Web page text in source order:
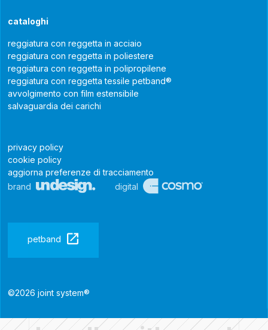
cataloghi
reggiatura con reggetta in acciaio
reggiatura con reggetta in poliestere
reggiatura con reggetta in polipropilene
reggiatura con reggetta tessile petband®
avvolgimento con film estensibile
salvaguardia dei carichi
privacy policy
cookie policy
aggiorna preferenze di tracciamento
brand
digital
petband
©2026 joint system®